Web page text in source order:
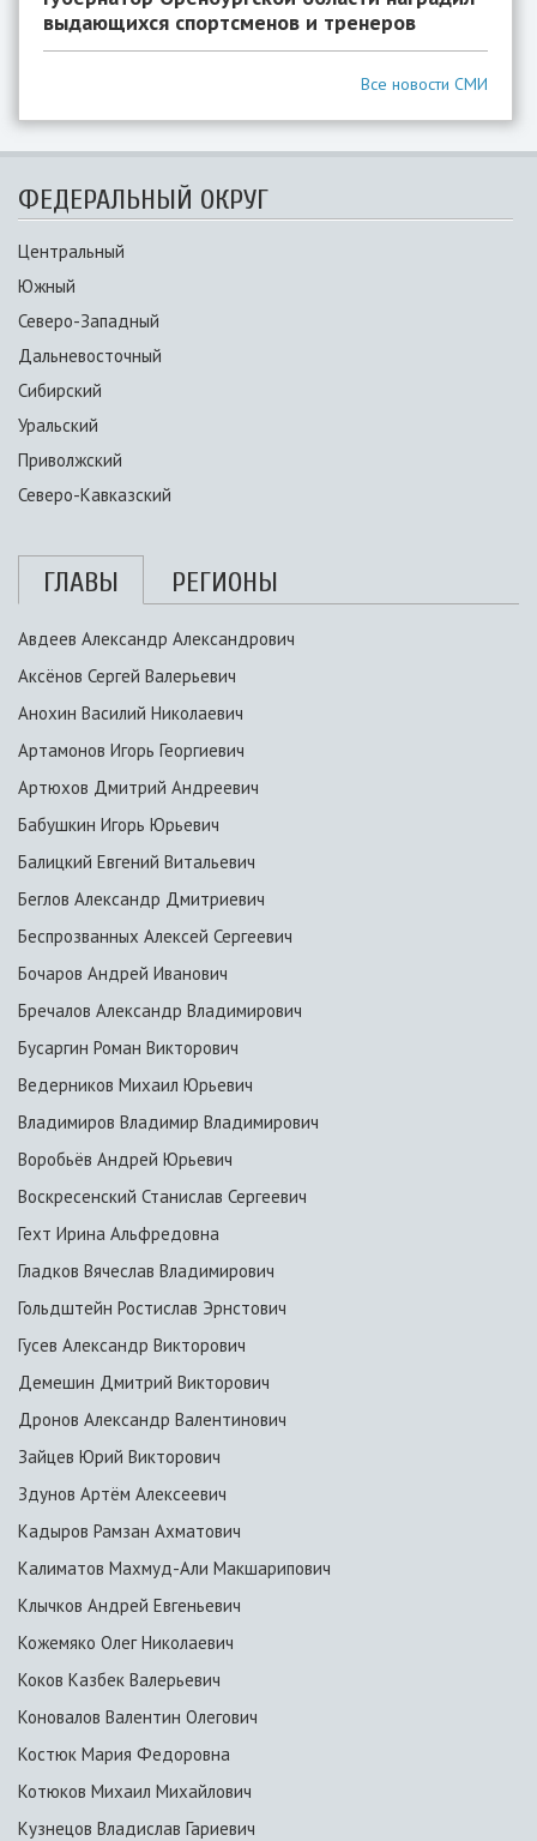
выдающихся спортсменов и тренеров
Все новости СМИ
ФЕДЕРАЛЬНЫЙ ОКРУГ
Центральный
Южный
Северо-Западный
Дальневосточный
Сибирский
Уральский
Приволжский
Северо-Кавказский
ГЛАВЫ РЕГИОНЫ
Авдеев Александр Александрович
Аксёнов Сергей Валерьевич
Анохин Василий Николаевич
Артамонов Игорь Георгиевич
Артюхов Дмитрий Андреевич
Бабушкин Игорь Юрьевич
Балицкий Евгений Витальевич
Беглов Александр Дмитриевич
Беспрозванных Алексей Сергеевич
Бочаров Андрей Иванович
Бречалов Александр Владимирович
Бусаргин Роман Викторович
Ведерников Михаил Юрьевич
Владимиров Владимир Владимирович
Воробьёв Андрей Юрьевич
Воскресенский Станислав Сергеевич
Гехт Ирина Альфредовна
Гладков Вячеслав Владимирович
Гольдштейн Ростислав Эрнстович
Гусев Александр Викторович
Демешин Дмитрий Викторович
Дронов Александр Валентинович
Зайцев Юрий Викторович
Здунов Артём Алексеевич
Кадыров Рамзан Ахматович
Калиматов Махмуд-Али Макшарипович
Клычков Андрей Евгеньевич
Кожемяко Олег Николаевич
Коков Казбек Валерьевич
Коновалов Валентин Олегович
Костюк Мария Федоровна
Котюков Михаил Михайлович
Кузнецов Владислав Гариевич